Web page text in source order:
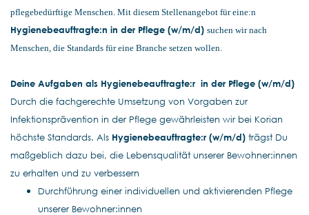
pflegebedürftige Menschen. Mit diesem Stellenangebot für eine:n
Hygienebeauftragte:n in der Pflege (w/m/d) suchen wir nach
Menschen, die Standards für eine Branche setzen wollen.
Deine Aufgaben als Hygienebeauftragte:r in der Pflege (w/m/d)
Durch die fachgerechte Umsetzung von Vorgaben zur
Infektionsprävention in der Pflege gewährleisten wir bei Korian
höchste Standards. Als Hygienebeauftragte:r (w/m/d) trägst Du
maßgeblich dazu bei, die Lebensqualität unserer Bewohner:innen
zu erhalten und zu verbessern
Durchführung einer individuellen und aktivierenden Pflege
unserer Bewohner:innen